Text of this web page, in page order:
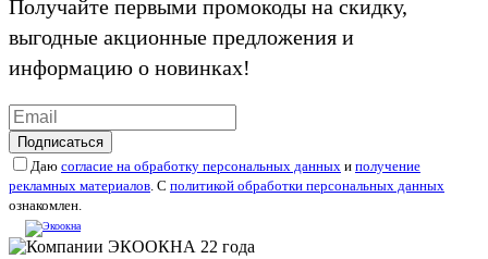
Получайте первыми промокоды на скидку,
выгодные акционные предложения и
информацию о новинках!
Подписаться
Даю согласие на обработку персональных данных и получение
рекламных материалов. С политикой обработки персональных данных
ознакомлен.